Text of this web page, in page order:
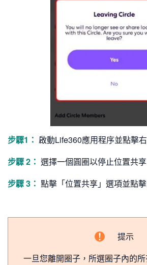
步驟1： 啟動Life360應用程序並點擊
步驟 2： 選擇一個圓圈以停止位置共享
步驟 3： 點擊「位置共享」選項並點
提示
一旦您離開圈子，所選圈子內的